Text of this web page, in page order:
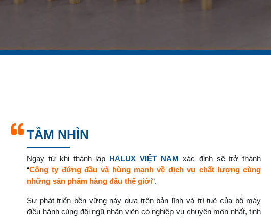
TẦM NHÌN
Ngay từ khi thành lập HALUX VIỆT NAM xác định sẽ trở thành
“Công ty đứng đầu và hùng mạnh về dịch vụ chất lượng cùng
những sản phẩm hàng đầu thế giới“.
Sự phát triển bền vững này dựa trên bản lĩnh và trí tuệ của bộ máy
điều hành cùng đội ngũ nhân viên có nghiệp vụ chuyên môn nhất, tinh